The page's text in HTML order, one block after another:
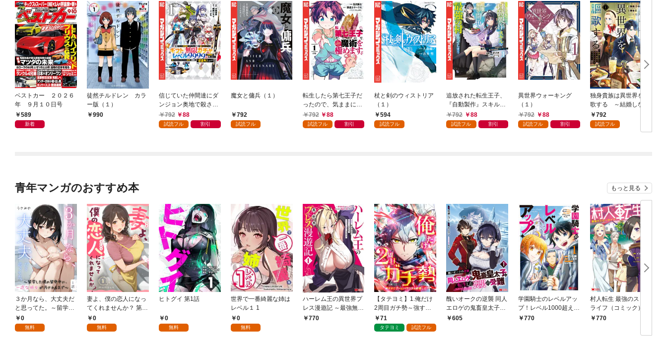
ベストカー ２０２６
年 ９月１０日号
589
新着
徒然チルドレン カラ
ー版（１）
990
信じていた仲間達にダ
ンジョン奥地で殺され
かけたがギフト『無限
ガチャ』でレベル９９
792 88
試読フル 割引
魔女と傭兵（１）
792
試読フル
転生したら第七王子だ
ったので、気ままに魔
術を極めます（１）
792 88
試読フル 割引
杖と剣のウィストリア
（１）
594
試読フル
追放された転生王子、
『自動製作』スキルで
領地を爆速で開拓し最
強の村を作ってしまう
792 88
試読フル 割引
異世界ウォーキング
（１）
792
88
試読フル 割引
独身貴族は異世界を謳
歌する ～結婚しない
男の優雅なおひとりさ
まライフ～（１）
792
試読フル
青年マンガのおすすめ本 もっと見る
３か月なら、大丈夫だ
と思ってた。～留学し
た僕の留守中に、一途
な彼女が汚されるまで
0
無料
妻よ、僕の恋人になっ
てくれませんか？ 第1
話0
無料
ヒトグイ 第1話
0
無料
世界で一番綺麗な姉は
レベル１ 1
0
無料
ハーレム王の異世界プ
レス漫遊記 ～最強無双
のおじさんはあらゆる
770
【タテヨミ】1.俺だけ
2周目ガチ勢～強すぎ
てゲームバランスを破
壊した～
71
タテヨミ 試読フル
醜いオークの逆襲 同人
エロゲの鬼畜皇太子に
転生した喪男の受難
605
学園騎士のレベルアッ
プ！レベル1000超えの
転生者、落ちこぼれク
770
村人転生 最強のスロー
ライフ（コミック） 1
770